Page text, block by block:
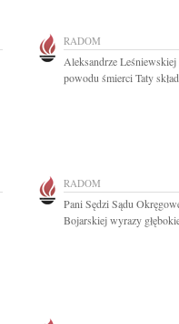
RADOM
Aleksandrze
powodu śmierci Taty
RADOM
Pani Sędzi Sądu
Bojarskiej wyrazy